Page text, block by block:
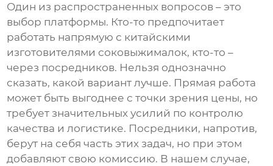
Один из распространенных вопросов – это
выбор платформы. Кто-то предпочитает
работать напрямую с китайскими
изготовителями соковыжималок, кто-то –
через посредников. Нельзя однозначно
сказать, какой вариант лучше. Прямая работа
может быть выгоднее с точки зрения цены, но
требует значительных усилий по контролю
качества и логистике. Посредники, напротив,
берут на себя часть этих задач, но при этом
добавляют свою комиссию. В нашем случае,